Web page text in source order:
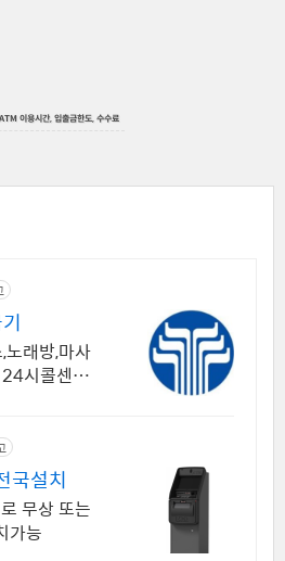
이용시간, 입출금한도, 수수료
노래방,마사
시콜센터
국설치
무상 또는
가능